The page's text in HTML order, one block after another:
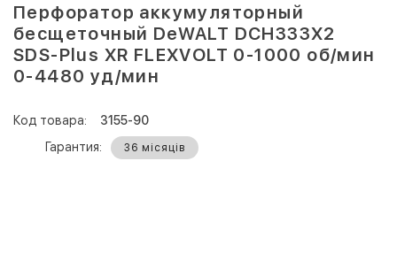
Перфоратор аккумуляторный
бесщеточный DeWALT DCH333X2
SDS-Plus XR FLEXVOLT 0-1000 об/мин
0-4480 уд/мин
Код товара:
3155-90
Гарантия:
36 місяців